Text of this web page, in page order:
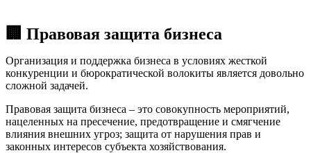
🏢 Правовая защита бизнеса
Организация и поддержка бизнеса в условиях жесткой
конкуренции и бюрократической волокиты является довольно
сложной задачей.
Правовая защита бизнеса – это совокупность мероприятий,
нацеленных на пресечение, предотвращение и смягчение
влияния внешних угроз; защита от нарушения прав и
законных интересов субъекта хозяйствования.